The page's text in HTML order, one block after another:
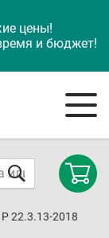
цены!
и бюджет!
22.3.13-2018